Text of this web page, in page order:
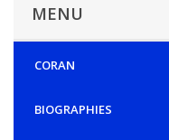
MENU
CORAN
BIOGRAPHIES